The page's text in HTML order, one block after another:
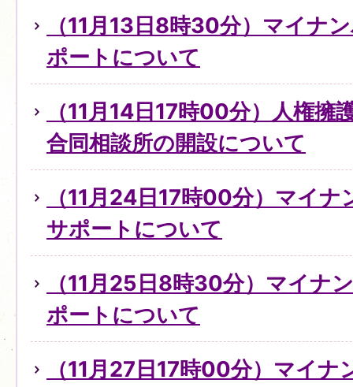
（11月13日8時30分）マイナ
ポートについて
（11月14日17時00分）人権擁
合同相談所の開設について
（11月24日17時00分）マイ
サポートについて
（11月25日8時30分）マイナ
ポートについて
（11月27日17時00分）マイ